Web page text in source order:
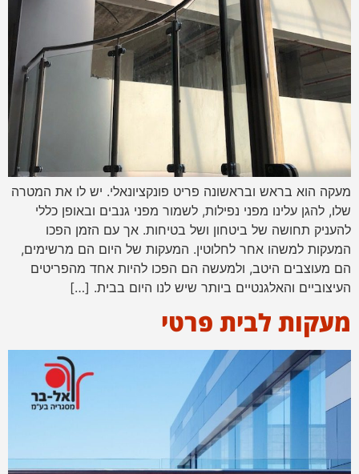
מעקה הוא בראש ובראשונה פריט פונקציונאלי. יש לו את המטרה
שלו, להגן עלינו מפני נפילות, לשמור מפני גנבים ובאופן כללי
להעניק תחושה של ביטחון ושל בטיחות. אך עם הזמן הפכו
המעקות למשהו אחר לחלוטין. המעקות של היום הם מרשימים,
הם מעוצבים היטב, ולמעשה הם הפכו להיות אחד מהפריטים
העיצוביים והאלגנטיים ביותר שיש לנו היום בבית. […]
מעקות לבית פרטי